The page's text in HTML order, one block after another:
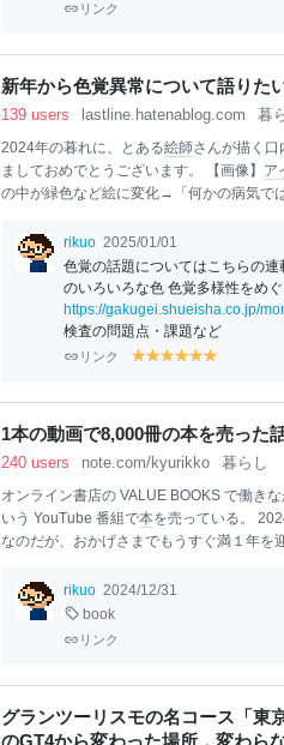
リンク
新年から色覚異常について語りた
139 users lastline.hatenablog.com 暮
2024年の暮れに、とある絵師さんが描く口
ましておめでとうございます。 【画像】 ア
の中が緑色など絵に変化→「何かの病気で
た』 -Togetter[トゥギャッター] 兄の
けていない生の肉を食べる癖があってせっ
ていたけど少数色覚者であることが判明し
年末に色覚異常について話題になってい
何度か記事を書いているものの、思ってい
られていないなぁと感じます。そこで、年
改善されてほしいこと - 最終防衛ライン3 2
rikuo 2025/01/01
色覚の話題についてはこちらの
のいろいろな色 色覚多様性をめ
https://gakugei.shueisha.co.jp/
検査の問題点・課題など
リンク
y
lo
w
y
lo
w
y
lo
w
y
lo
w
y
lo
w
lo
w
1本の動画で8,000冊の本を売った
240 users note.com/kyurikko 暮らし
オンライン書店の VALUE BOOKS で働き
いう YouTube 番組で本を売っている。
なのだが、おかげさまでもうすぐ満１年を
売数を叩き出した「1本の動画で8,000冊の
語りたい。 突然のDM その
だ。 詳細は ↑ の動画で見ていただきたいの
介を決めたのだけど、いかんせん商業流通
rikuo 2024/12/31
book
リンク
グランツーリスモの名コース「東